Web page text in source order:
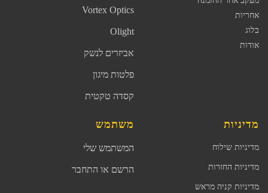
אחריות
בלוג
אודות
Vortex Optics
Olight
אביזרים לנשק
פלטות מיגון
קסדה טקטית
מדיניות
מדיניות שילוח
מדיניות החזרות
מדיניות קניה מראש
משתמש
המשתמש שלי
הרשם או התחבר